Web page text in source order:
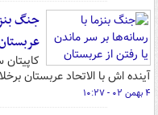
جنگ
کاپیتان
آینده اش با الاتحاد عربستان
۴ بهمن ۰۲ - ۱۰:۲۷